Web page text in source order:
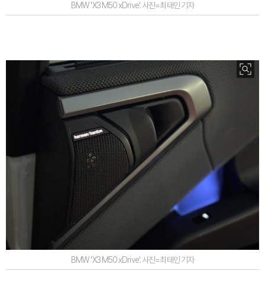
BMW 'X3 M50 xDrive'. 사진=최태인 기자
BMW 'X3 M50 xDrive'. 사진=최태인 기자